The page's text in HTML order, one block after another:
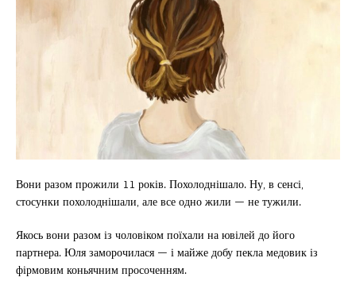
Вони разом прожили 11 років. Похолоднішало. Ну, в сенсі,
стосунки похолоднішали, але все одно жили — не тужили.
Якось вони разом із чоловіком поїхали на ювілей до його
партнера. Юля заморочилася — і майже добу пекла медовик із
фірмовим коньячним просоченням.